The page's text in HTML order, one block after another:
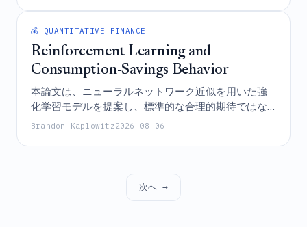
がより高い信頼性に結びつくことを示す形式的な境
界を確立している。
💰 QUANTITATIVE FINANCE
Reinforcement Learning and
Consumption-Savings Behavior
本論文は、ニューラルネットワーク近似を用いた強
化学習モデルを提案し、標準的な合理的期待ではな
く、適応的学習メカニズムがいかにして、資産の少
を説明するものである。
Brandon Kaplowitz2026-08-06
次へ →